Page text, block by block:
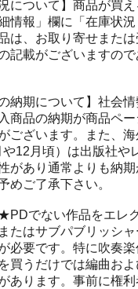
について】商品が買
情報」欄に「在庫状況
は、お取り寄せまたは
記載がございますの
納期について】社会
商品の納期が商品ペ
ございます。また、
12月頃）は出版社や
があり通常よりも納
めご了承下さい。
でない作品をエレ
たはサブパブリッシ
必要です。特に吹奏
買うだけでは編曲お
あります。事前に権